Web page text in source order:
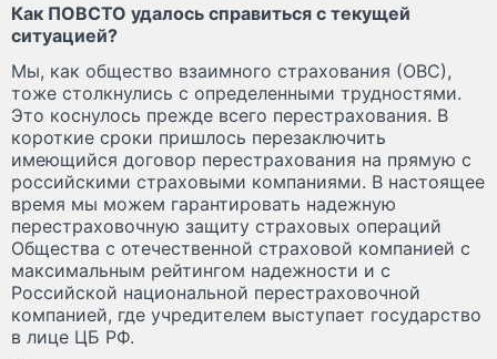
Как ПОВСТО удалось справиться с текущей
ситуацией?
Мы, как общество взаимного страхования (ОВС),
тоже столкнулись с определенными трудностями.
Это коснулось прежде всего перестрахования. В
короткие сроки пришлось перезаключить
имеющийся договор перестрахования на прямую с
российскими страховыми компаниями. В настоящее
время мы можем гарантировать надежную
перестраховочную защиту страховых операций
Общества с отечественной страховой компанией с
максимальным рейтингом надежности и с
Российской национальной перестраховочной
компанией, где учредителем выступает государство
в лице ЦБ РФ.